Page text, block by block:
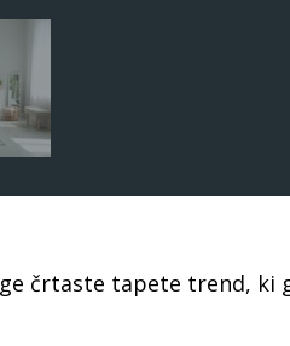
črtaste tapete trend, ki